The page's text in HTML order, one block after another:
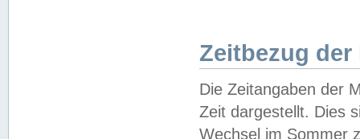
Zeitbezug der
Die Zeitangaben der
Zeit dargestellt. Dies
Wechsel im Sommer